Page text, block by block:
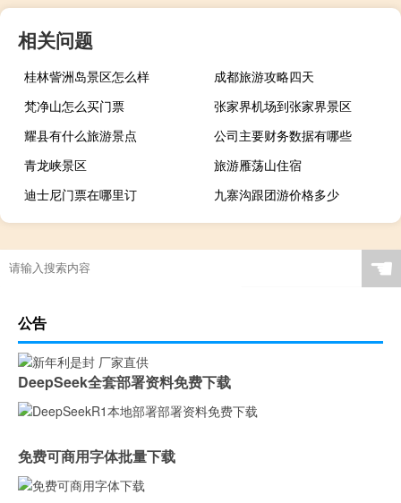
相关问题
桂林訾洲岛景区怎么样
成都旅游攻略四天
梵净山怎么买门票
张家界机场到张家界景区
耀县有什么旅游景点
公司主要财务数据有哪些
青龙峡景区
旅游雁荡山住宿
迪士尼门票在哪里订
九寨沟跟团游价格多少
☚
公告
DeepSeek全套部署资料免费下载
免费可商用字体批量下载